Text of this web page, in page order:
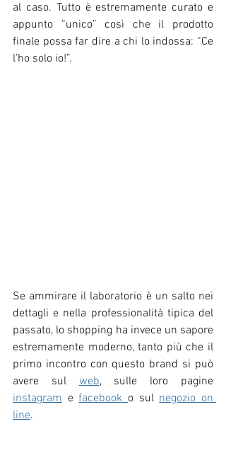
al caso. Tutto è estremamente curato e
appunto “unico” così che il prodotto
finale possa far dire a chi lo indossa: “Ce
l’ho solo io!”.
Se ammirare il laboratorio è un salto nei
dettagli e nella professionalità tipica del
passato, lo shopping ha invece un sapore
estremamente moderno, tanto più che il
primo incontro con questo brand si può
avere sul web
instagram e facebook o sul negozio on
line.